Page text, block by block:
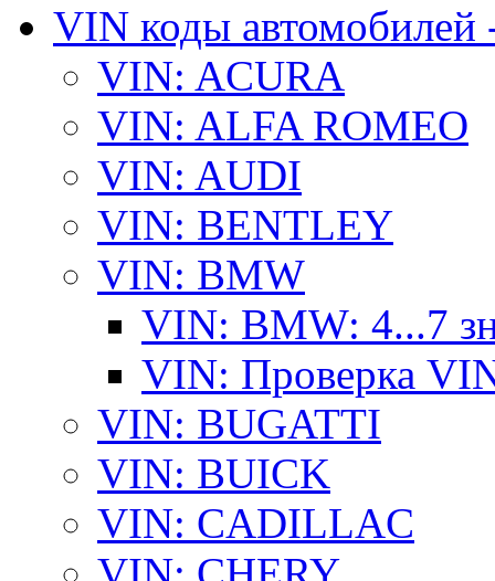
VIN коды автомобилей
VIN: ACURA
VIN: ALFA ROMEO
VIN: AUDI
VIN: BENTLEY
VIN: BMW
VIN: BMW: 4...7
VIN: Проверка
VIN: BUGATTI
VIN: BUICK
VIN: CADILLAC